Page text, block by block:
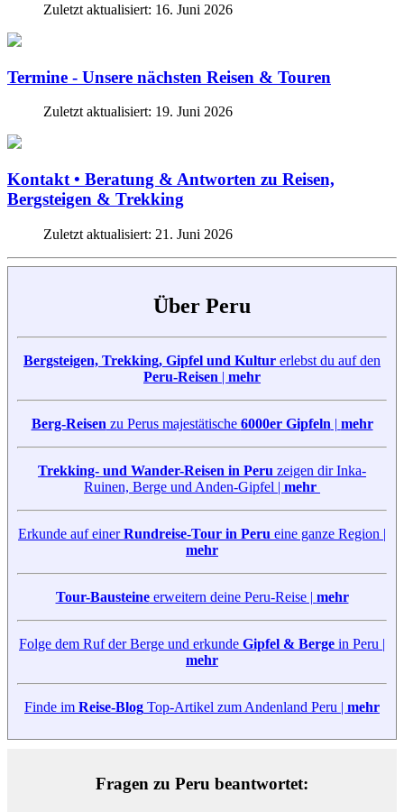
Zuletzt aktualisiert: 16. Juni 2026
Termine - Unsere nächsten Reisen & Touren
Zuletzt aktualisiert: 19. Juni 2026
Kontakt • Beratung & Antworten zu Reisen,
Bergsteigen & Trekking
Zuletzt aktualisiert: 21. Juni 2026
Über Peru
Bergsteigen, Trekking, Gipfel und Kultur erlebst du auf den
Peru-Reisen | mehr
Berg-Reisen zu Perus majestätische 6000er Gipfeln | mehr
Trekking- und Wander-Reisen in Peru zeigen dir Inka-
Ruinen, Berge und Anden-Gipfel | mehr
Erkunde auf einerRundreise-Tour in Peru eine ganze Region |
mehr
Tour-Bausteineerweitern deine Peru-Reise | mehr
Folge dem Ruf der Berge und erkunde Gipfel & Berge in Peru |
mehr
Finde im Reise-Blog Top-Artikel zum Andenland Peru | mehr
Fragen zu Peru beantwortet: